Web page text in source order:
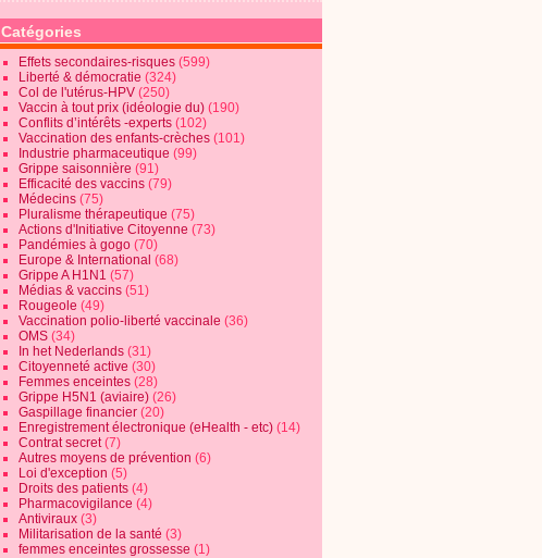
Catégories
Effets secondaires-risques (599)
Liberté & démocratie (324)
Col de l'utérus-HPV (250)
Vaccin à tout prix (idéologie du) (190)
Conflits d’intérêts -experts (102)
Vaccination des enfants-crèches (101)
Industrie pharmaceutique (99)
Grippe saisonnière (91)
Efficacité des vaccins (79)
Médecins (75)
Pluralisme thérapeutique (75)
Actions d'Initiative Citoyenne (73)
Pandémies à gogo (70)
Europe & International (68)
Grippe A H1N1 (57)
Médias & vaccins (51)
Rougeole (49)
Vaccination polio-liberté vaccinale (36)
OMS (34)
In het Nederlands (31)
Citoyenneté active (30)
Femmes enceintes (28)
Grippe H5N1 (aviaire) (26)
Gaspillage financier (20)
Enregistrement électronique (eHealth - etc) (14)
Contrat secret(7)
Autres moyens de prévention (6)
Loi d'exception (5)
Droits des patients (4)
Pharmacovigilance (4)
Antiviraux (3)
Militarisation de la santé (3)
femmes enceintes grossesse (1)